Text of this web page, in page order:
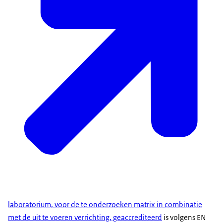
laboratorium, voor de te onderzoeken matrix in combinatie
met de uit te voeren verrichting, geaccrediteerd is volgens EN